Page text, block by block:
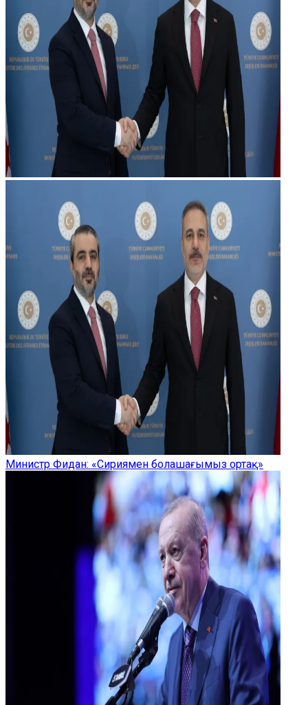
Министр Фидан: «Сириямен болашағымыз ортақ»